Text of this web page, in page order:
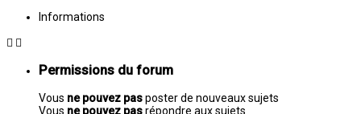
Informations
Permissions du forum
Vous ne pouvez pasposter de nouveaux sujets
Vous ne pouvez pasrépondre aux sujets